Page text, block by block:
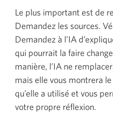
Le plus important est de
Demandez les sources.
Demandez à l’IA
qui pourrait la faire
manière, l’IA ne
mais elle vous montrera
qu’elle a utilisé et vous
votre propre réflexion.